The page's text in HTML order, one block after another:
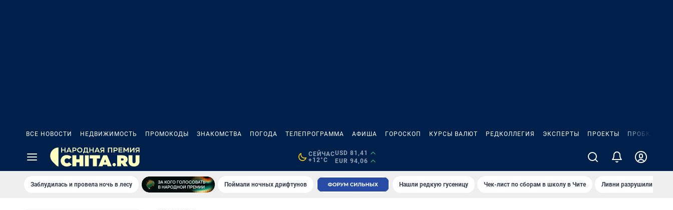
ВСЕ НОВОСТИ НЕДВИЖИМОСТЬ ПРОМОКОДЫ ЗНАКОМСТВА ПОГОДА ТЕЛЕПРОГРАММА АФИША ГОРОСКОП КУРСЫ ВАЛЮТ РЕДКОЛЛЕГИЯ ЭКСПЕРТЫ ПРОЕКТЫ ПРОБКИ
СЕЙЧАС
+12°C
USD 81,41
EUR 94,06
Заблудилась и провела ночь в лесу Поймали ночных дрифтунов Нашли редкую гусеницу Чек-лист по сборам в школу в Чите Ливни разрушили